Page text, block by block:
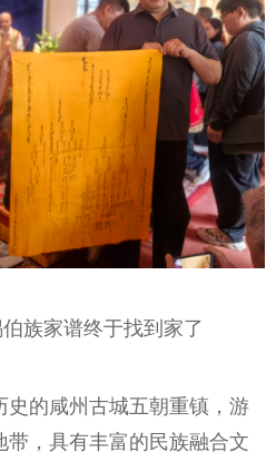
族家谱终于找到家了
史的咸州古城五朝重镇，游
，具有丰富的民族融合文